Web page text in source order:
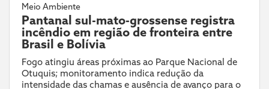
Meio Ambiente
Pantanal sul-mato-grossense registra
incêndio em região de fronteira entre
Brasil e Bolívia
Fogo atingiu áreas próximas ao Parque Nacional de
Otuquis; monitoramento indica redução da
intensidade das chamas e ausência de avanço para o